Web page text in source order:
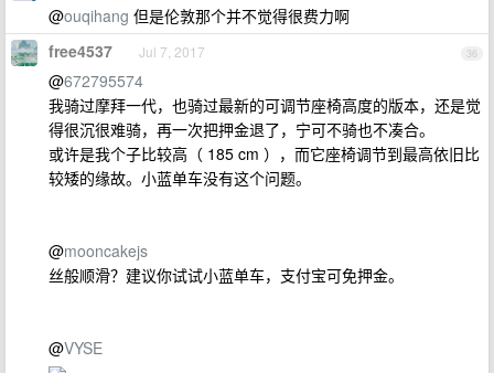
@ouqihang 但是伦敦那个并不觉得很费力啊
36
free4537 Jul 7, 2017
@672795574
我骑过摩拜一代，也骑过最新的可调节座椅高度的版本，还是觉
得很沉很难骑，再一次把押金退了，宁可不骑也不凑合。
或许是我个子比较高（ 185 cm ），而它座椅调节到最高依旧比
较矮的缘故。小蓝单车没有这个问题。
@mooncakejs
丝般顺滑？建议你试试小蓝单车，支付宝可免押金。
@VYSE